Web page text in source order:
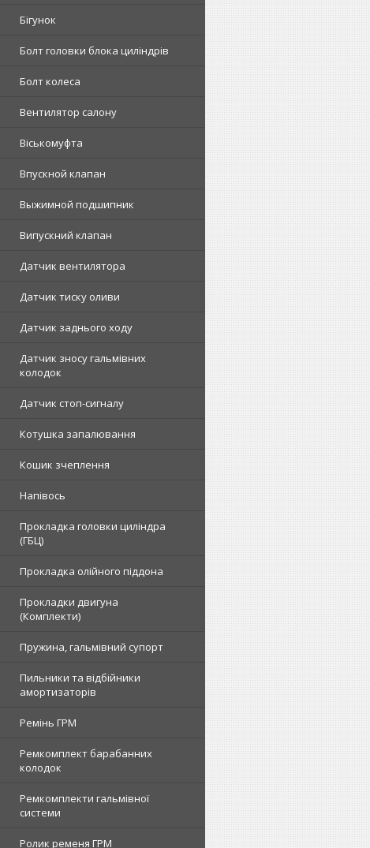
Бігунок
Болт головки блока циліндрів
Болт колеса
Вентилятор салону
Віськомуфта
Впускной клапан
Выжимной подшипник
Випускний клапан
Датчик вентилятора
Датчик тиску оливи
Датчик заднього ходу
Датчик зносу гальмівних
колодок
Датчик стоп-сигналу
Котушка запалювання
Кошик зчеплення
Напівось
Прокладка головки циліндра
(ГБЦ)
Прокладка олійного піддона
Прокладки двигуна
(Комплекти)
Пружина, гальмівний супорт
Пильники та відбійники
амортизаторів
Ремінь ГРМ
Ремкомплект барабанних
колодок
Ремкомплекти гальмівної
системи
Ролик ременя ГРМ